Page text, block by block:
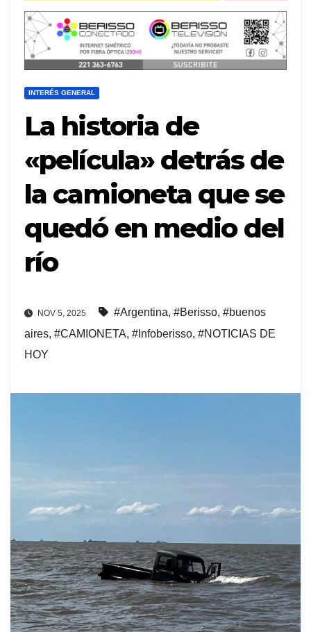
INTERÉS GENERAL
La historia de
«película» detrás de
la camioneta que se
quedó en medio del
río
NOV 5, 2025 #Argentina, #Berisso, #buenos
aires, #CAMIONETA, #Infoberisso, #NOTICIAS DE
HOY